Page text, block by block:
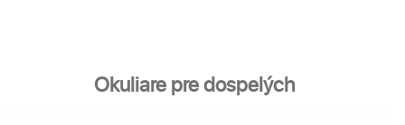
Okuliare pre dospelých